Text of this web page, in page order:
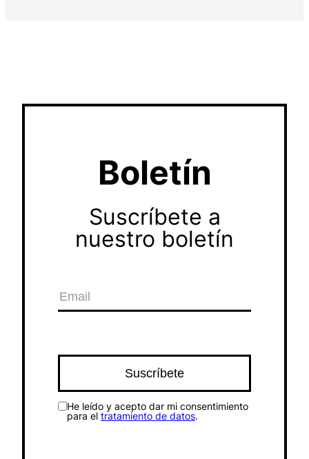
Boletín
Suscríbete a
nuestro boletín
He leído y acepto dar mi consentimiento
para el tratamiento de datos.